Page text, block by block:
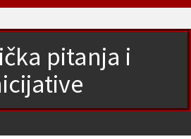
pitanja i